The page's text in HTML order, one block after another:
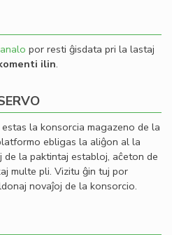
por resti ĝisdata pri la lastaj
ilin.
estas la konsorcia magazeno de la
ebligas la aliĝon al la
la paktintaj establoj, aĉeton de
multe pli. Vizitu ĝin tuj por
novaĵoj de la konsorcio.